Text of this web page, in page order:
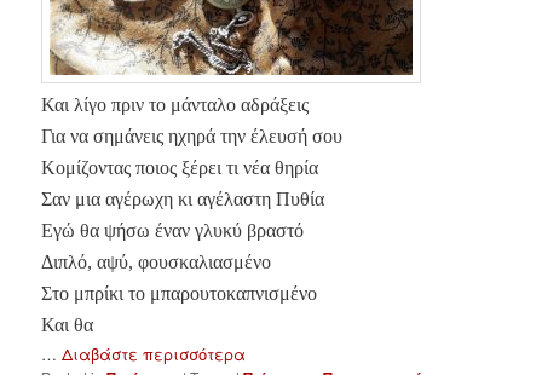
Και λίγο πριν το μάνταλο αδράξεις
Για να σημάνεις ηχηρά την έλευσή σου
Κομίζοντας ποιος ξέρει τι νέα θηρία
Σαν μια αγέρωχη κι αγέλαστη Πυθία
Εγώ θα ψήσω έναν γλυκύ βραστό
Διπλό, αψύ, φουσκαλιασμένο
Στο μπρίκι το μπαρουτοκαπνισμένο
Και θα
…Διαβάστε περισσότερα